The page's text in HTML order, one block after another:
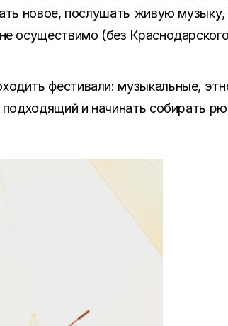
новое, послушать живую музыку,
осуществимо (без
фестивали: музыкальные,
и начинать собирать